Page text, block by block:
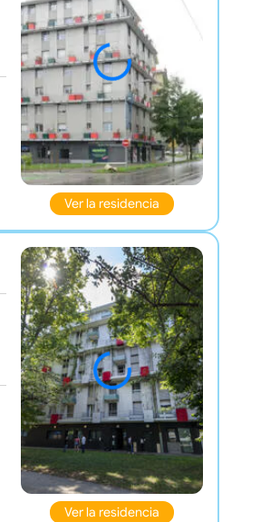
Ver la residencia
Ver la residencia